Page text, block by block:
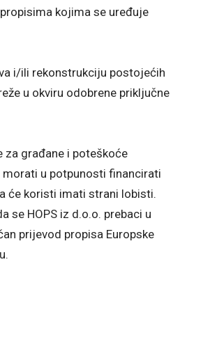
kojima se uređuje
i/ili rekonstrukciju postojećih
u okviru odobrene priključne
za građane i poteškoće
morati u potpunosti financirati
će koristi imati strani lobisti.
se HOPS iz d.o.o. prebaci u
prijevod propisa Europske